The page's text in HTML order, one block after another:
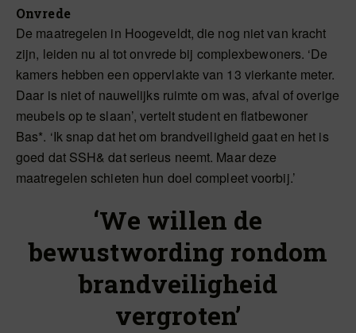
Onvrede
De maatregelen in Hoogeveldt, die nog niet van kracht
zijn, leiden nu al tot onvrede bij complexbewoners. ‘De
kamers hebben een oppervlakte van 13 vierkante meter.
Daar is niet of nauwelijks ruimte om was, afval of overige
meubels op te slaan’, vertelt student en flatbewoner
Bas*. ‘Ik snap dat het om brandveiligheid gaat en het is
goed dat SSH& dat serieus neemt. Maar deze
maatregelen schieten hun doel compleet voorbij.’
‘We willen de
bewustwording rondom
brandveiligheid
vergroten’